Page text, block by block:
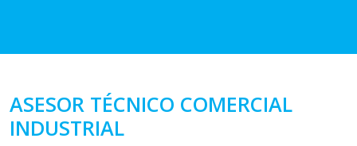
ASESOR TÉCNICO COMERCIAL
INDUSTRIAL